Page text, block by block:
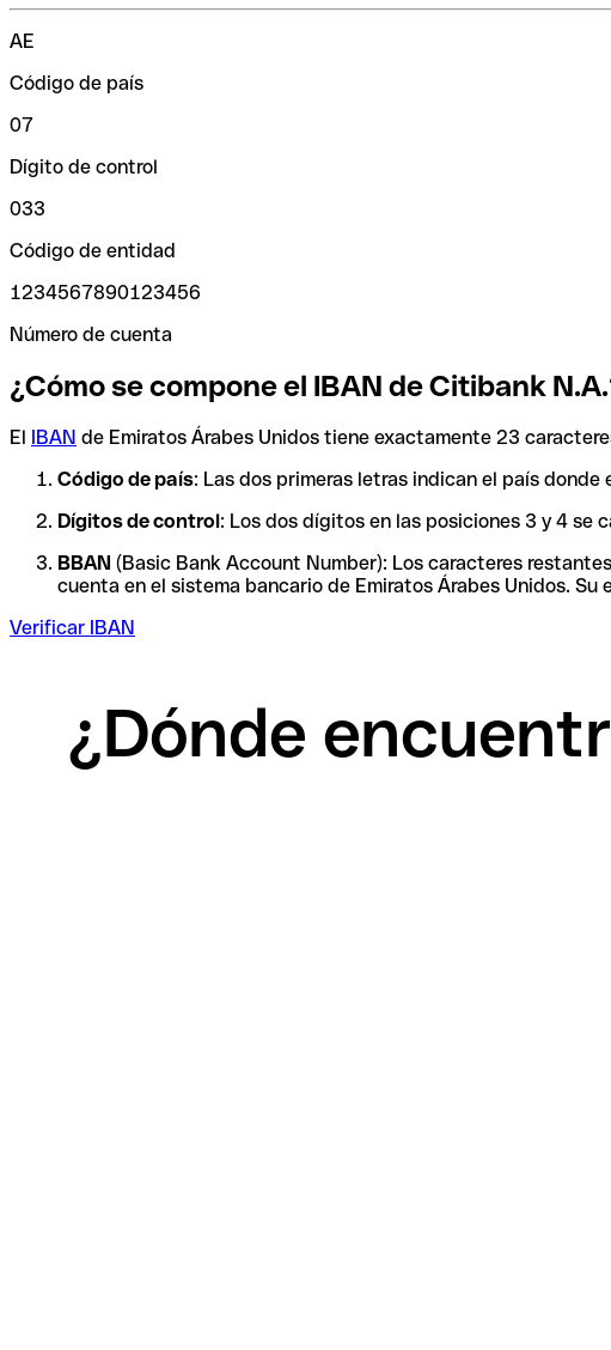
AE
Código de país
07
Dígito de control
033
Código de entidad
1234567890123456
Número de cuenta
¿Cómo se compone el IBAN de Citibank
El IBAN de Emiratos Árabes Unidos tiene exactamente 23
Código de país: Las dos primeras letras indican el país
Dígitos de control: Los dos dígitos en las posiciones 3 y 4 se
BBAN (Basic Bank Account Number): Los caracteres
cuenta en el sistema bancario de Emiratos Árabes Unidos.
Verificar IBAN
¿Dónde